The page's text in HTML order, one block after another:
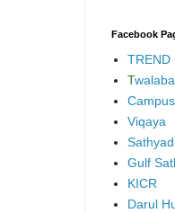
Facebook
TREND
T
Viqaya
Gulf
KICR
Darul